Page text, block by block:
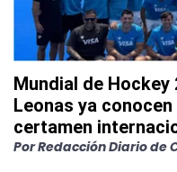
Mundial de Hockey
Leonas ya
certamen
PorRedacción Diario de